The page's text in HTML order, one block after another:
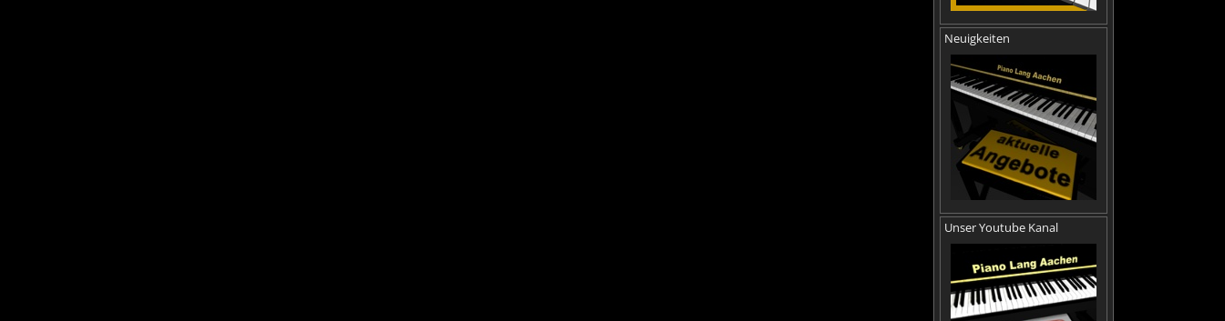
Neuigkeiten
Unser Youtube Kanal